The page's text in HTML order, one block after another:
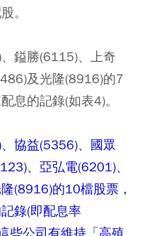
。
鎰勝(6115)、上奇
及光隆(8916)的7
息的記錄(如表4)。
協益(5356)、國眾
、亞弘電(6201)、
(8916)的10檔股票，
錄(即配息率